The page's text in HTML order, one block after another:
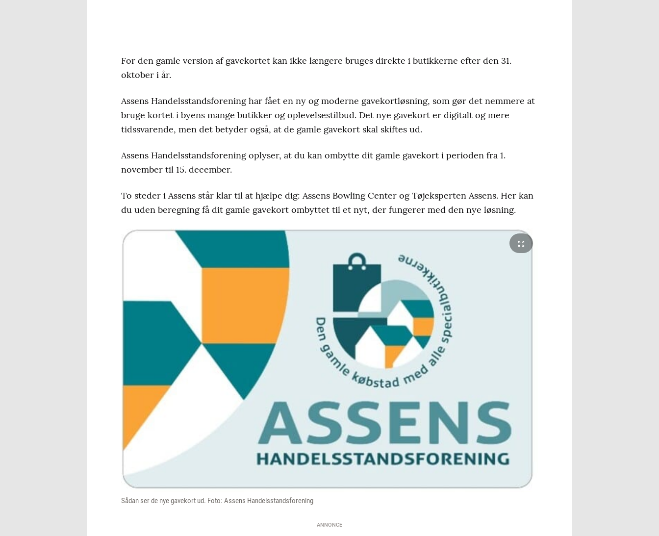
For den gamle version af gavekortet kan ikke længere bruges direkte i butikkerne efter den 31.
oktober i år.
Assens Handelsstandsforening har fået en ny og moderne gavekortløsning, som gør det nemmere at
bruge kortet i byens mange butikker og oplevelsestilbud. Det nye gavekort er digitalt og mere
tidssvarende, men det betyder også, at de gamle gavekort skal skiftes ud.
Assens Handelsstandsforening oplyser, at du kan ombytte dit gamle gavekort i perioden fra 1.
november til 15. december.
To steder i Assens står klar til at hjælpe dig: Assens Bowling Center og Tøjeksperten Assens. Her kan
du uden beregning få dit gamle gavekort ombyttet til et nyt, der fungerer med den nye løsning.
Sådan ser de nye gavekort ud. Foto: Assens Handelsstandsforening
ANNONCE